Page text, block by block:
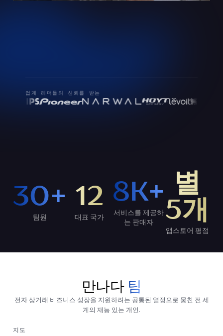
업계 리더들의 신뢰를 받는
30+
팀원
12
대표 국가
8K+
서비스를 제공하
는 판매자
별
5개
앱스토어 평점
만나다 팀
전자 상거래 비즈니스 성장을 지원하려는 공통된 열정으로 뭉친 전 세
계의 재능 있는 개인.
지도